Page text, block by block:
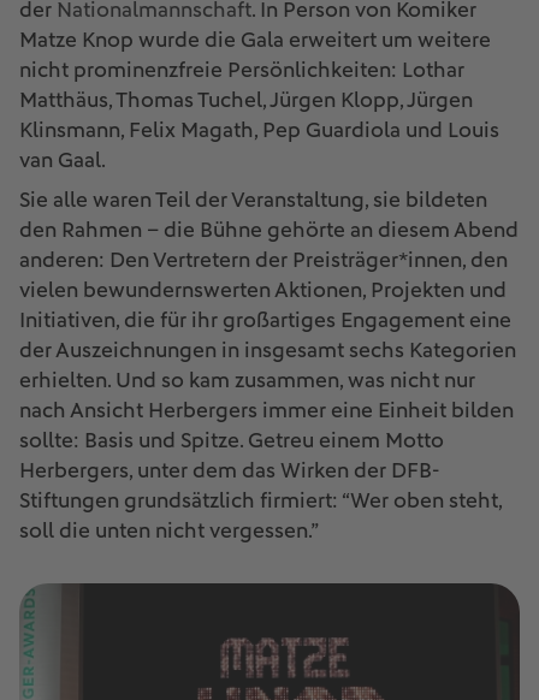
der Nationalmannschaft. In Person von Komiker
Matze Knop wurde die Gala erweitert um weitere
nicht prominenzfreie Persönlichkeiten: Lothar
Matthäus, Thomas Tuchel, Jürgen Klopp, Jürgen
Klinsmann, Felix Magath, Pep Guardiola und Louis
van Gaal.
Sie alle waren Teil der Veranstaltung, sie bildeten
den Rahmen – die Bühne gehörte an diesem Abend
anderen: Den Vertretern der Preisträger*innen, den
vielen bewundernswerten Aktionen, Projekten und
Initiativen, die für ihr großartiges Engagement eine
der Auszeichnungen in insgesamt sechs Kategorien
erhielten. Und so kam zusammen, was nicht nur
nach Ansicht Herbergers immer eine Einheit bilden
sollte: Basis und Spitze. Getreu einem Motto
Herbergers, unter dem das Wirken der DFB-
Stiftungen grundsätzlich firmiert: “Wer oben steht,
soll die unten nicht vergessen.”